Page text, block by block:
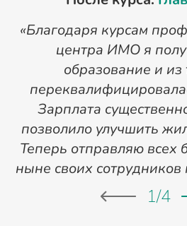
«Благодаря курсам
центра ИМО я
образование и из
Зарплата
позволило улучшить
Теперь отправляю всех
ныне своих
1/4